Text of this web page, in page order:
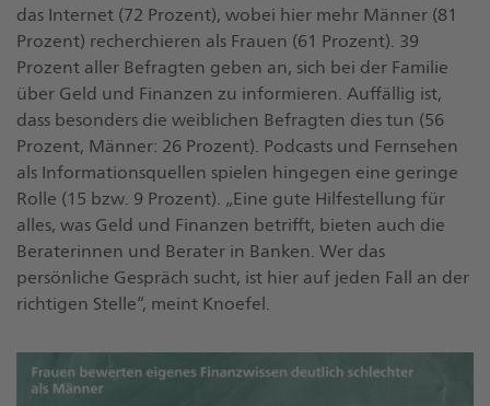
das Internet (72 Prozent), wobei hier mehr Männer (81
Prozent) recherchieren als Frauen (61 Prozent). 39
Prozent aller Befragten geben an, sich bei der Familie
über Geld und Finanzen zu informieren. Auffällig ist,
dass besonders die weiblichen Befragten dies tun (56
Prozent, Männer: 26 Prozent). Podcasts und Fernsehen
als Informationsquellen spielen hingegen eine geringe
Rolle (15 bzw. 9 Prozent). „Eine gute Hilfestellung für
alles, was Geld und Finanzen betrifft, bieten auch die
Beraterinnen und Berater in Banken. Wer das
persönliche Gespräch sucht, ist hier auf jeden Fall an der
richtigen Stelle“, meint Knoefel.